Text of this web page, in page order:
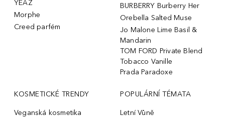
YEAZ
Morphe
Creed parfém
BURBERRY Burberry Her
Orebella Salted Muse
Jo Malone Lime Basil &
Mandarin
TOM FORD Private Blend
Tobacco Vanille
Prada Paradoxe
KOSMETICKÉ TRENDY
Veganská kosmetika
POPULÁRNÍ TÉMATA
Letní Vůně